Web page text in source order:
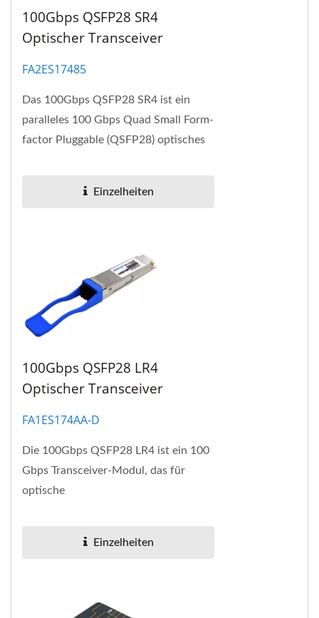
100Gbps QSFP28 SR4
Optischer Transceiver
FA2ES17485
Das 100Gbps QSFP28 SR4 ist ein
paralleles 100 Gbps Quad Small Form-
factor Pluggable (QSFP28) optisches
Einzelheiten
100Gbps QSFP28 LR4
Optischer Transceiver
FA1ES174AA-D
Die 100Gbps QSFP28 LR4 ist ein 100
Gbps Transceiver-Modul, das für
optische
Einzelheiten